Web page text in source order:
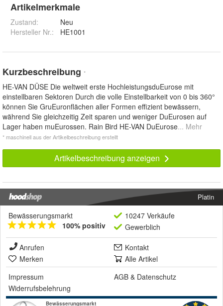
Artikelmerkmale
Zustand:
Neu
Hersteller Nr.:
HE1001
Kurzbeschreibung *
HE-VAN DÜSE Die weltweit erste HochleistungsduEurose mit
einstellbaren Sektoren Durch die volle Einstellbarkeit von 0 bis 360°
können Sie GruEuronflächen aller Formen effizient bewässern,
während Sie gleichzeitig Zeit sparen und weniger DuEurosen auf
Lager haben muEurossen. Rain Bird HE-VAN DuEurose... Mehr
* maschinell aus der Artikelbeschreibung erstellt
Artikelbeschreibung anzeigen
Platin
Bewässerungsmarkt
100% positiv
10247 Verkäufe
Gewerblich
Anrufen
Kontakt
Merken
Alle Artikel
Impressum
AGB & Datenschutz
Widerrufsbelehrung